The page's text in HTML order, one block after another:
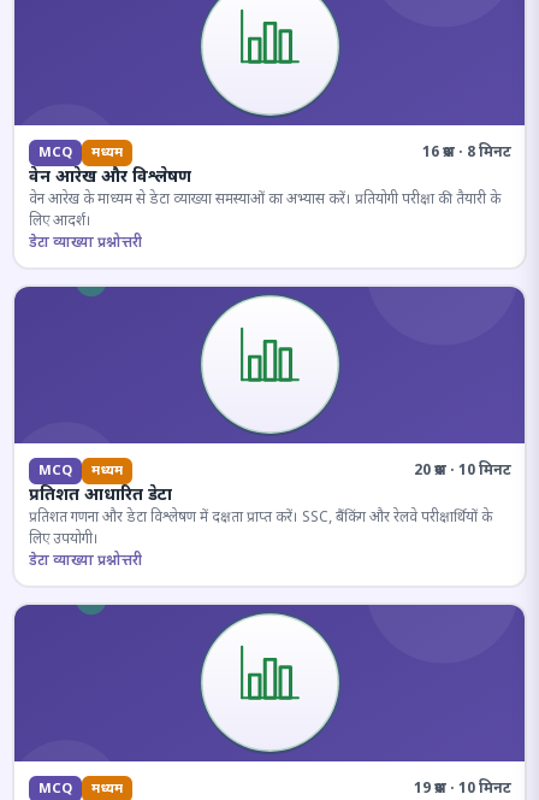
MCQ मध्यम 16 प्रश्न · 8 मिनट
वेन आरेख और विश्लेषण
वेन आरेख के माध्यम से डेटा व्याख्या समस्याओं का अभ्यास करें। प्रतियोगी परीक्षा की तैयारी के
लिए आदर्श।
डेटा व्याख्या प्रश्नोत्तरी
MCQ मध्यम 20 प्रश्न · 10 मिनट
प्रतिशत आधारित डेटा
प्रतिशत गणना और डेटा विश्लेषण में दक्षता प्राप्त करें। SSC, बैंकिंग और रेलवे परीक्षार्थियों के
लिए उपयोगी।
डेटा व्याख्या प्रश्नोत्तरी
MCQ मध्यम 19 प्रश्न · 10 मिनट